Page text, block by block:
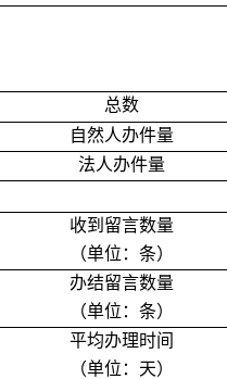
总数
自然人办件量
法人办件量
收到留言数量
（单位：条）
办结留言数量
（单位：条）
平均办理时间
（单位：天）